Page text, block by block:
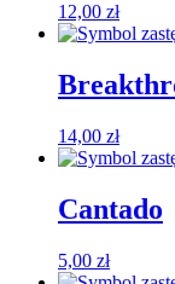
12,00 zł
14,00 zł
Cantado
5,00 zł